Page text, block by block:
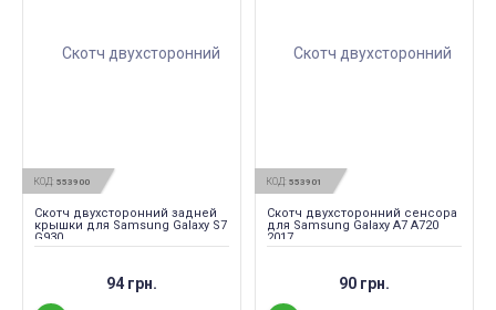
КОД: 553900
Скотч двухсторонний задней
крышки для Samsung Galaxy S7
G930
94 грн.
КОД: 553901
Скотч двухсторонний сенсора
для Samsung Galaxy A7 A720
2017
90 грн.